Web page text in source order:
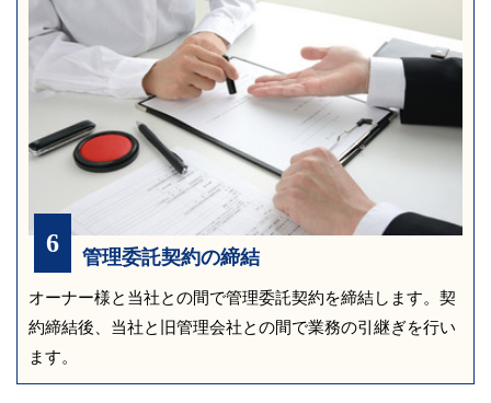
6 管理委託契約の締結
オーナー様と当社との間で管理委託契約を締結します。 契
約締結後、当社と旧管理会社との間で業務の引継ぎを行い
ます。